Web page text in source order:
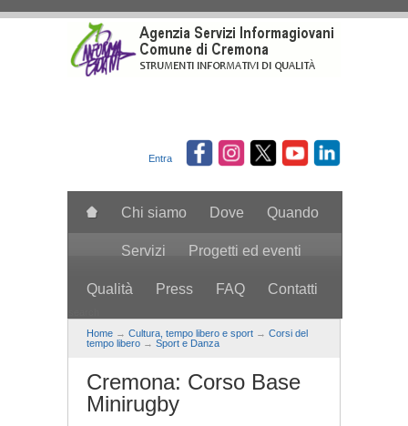
Entra
Chi siamo Dove Quando
Servizi Progetti ed eventi
Qualità Press FAQ Contatti
Home → Cultura, tempo libero e sport → Corsi del
tempo libero → Sport e Danza
Cremona: Corso Base
Minirugby